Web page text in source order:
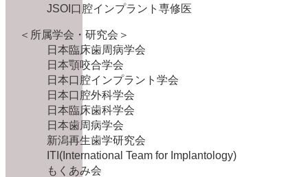
JSOI口腔インプラント専修医
＜所属学会・研究会＞
日本臨床歯周病学会
日本顎咬合学会
日本口腔インプラント学会
日本口腔外科学会
日本臨床歯科学会
日本歯周病学会
新潟再生歯学研究会
ITI(International Team for Implantology)
もくあみ会